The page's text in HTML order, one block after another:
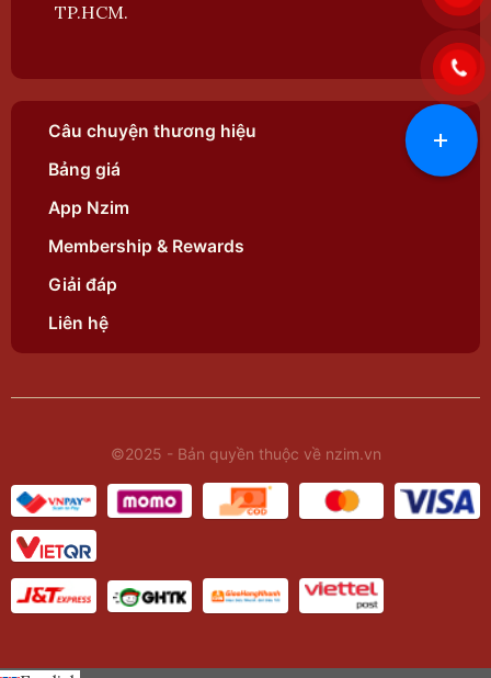
TP.HCM.
Câu chuyện thương hiệu
Bảng giá
App Nzim
Membership & Rewards
Giải đáp
Liên hệ
©2025 - Bản quyền thuộc về nzim.vn
+